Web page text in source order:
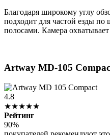
Благодаря широкому углу
подходит для частой езды
полосами. Камера
Artway MD-105
4.8
★★★★★
Рейтинг
90%